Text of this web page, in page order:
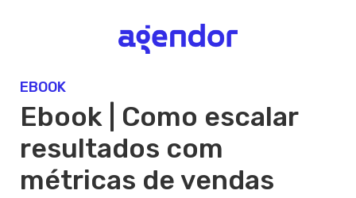
EBOOK
Ebook | Como escalar
resultados com
métricas de vendas